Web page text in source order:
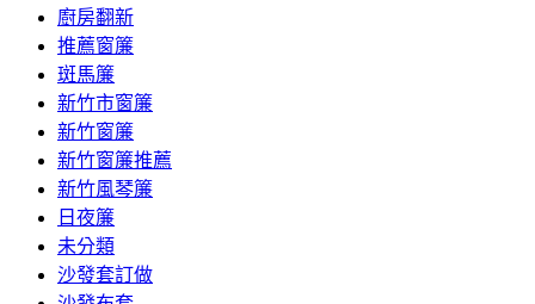
廚房翻新
推薦窗簾
斑馬簾
新竹市窗簾
新竹窗簾
新竹窗簾推薦
新竹風琴簾
日夜簾
未分類
沙發套訂做